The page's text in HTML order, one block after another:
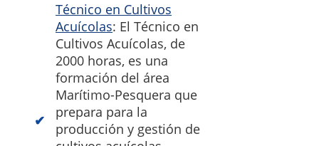
Técnico en Cultivos
Acuícolas: El Técnico en
Cultivos Acuícolas, de
2000 horas, es una
formación del área
Marítimo-Pesquera que
prepara para la
producción y gestión de